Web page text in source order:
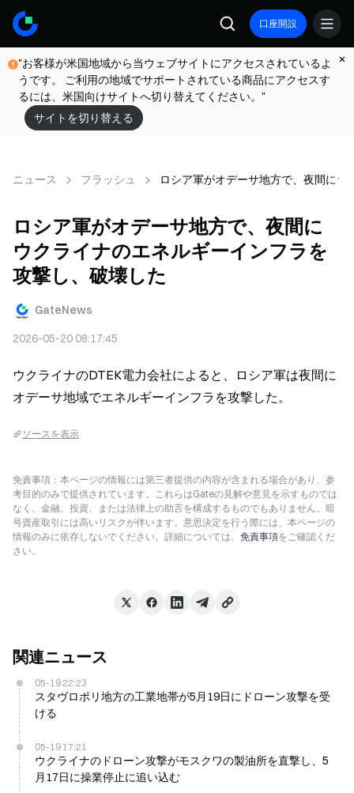
口座開設
"お客様が米国地域から当ウェブサイトにアクセスされているよ
うです。 ご利用の地域でサポートされている商品にアクセスす
るには、米国向けサイトへ切り替えてください。"
サイトを切り替える
ニュース フラッシュ ロシア軍がオデーサ地方で、夜間に
ロシア軍がオデーサ地方で、夜間に
ウクライナのエネルギーインフラを
攻撃し、破壊した
GateNews
2026-05-20 08:17:45
ウクライナのDTEK電力会社によると、ロシア軍は夜間に
オデーサ地域でエネルギーインフラを攻撃した。
ソースを表示
免責事項：本ページの情報には第三者提供の内容が含まれる場合があり、参
考目的のみで提供されています。これらはGateの見解や意見を示すものでは
なく、金融、投資、または法律上の助言を構成するものでもありません。暗
号資産取引には高いリスクが伴います。意思決定を行う際には、本ページの
情報のみに依存しないでください。詳細については、 免責事項をご確認くだ
さい。
関連ニュース
05-19 22:23
スタヴロポリ地方の工業地帯が5月19日にドローン攻撃を受
ける
05-19 17:21
ウクライナのドローン攻撃がモスクワの製油所を直撃し、5
月17日に操業停止に追い込む